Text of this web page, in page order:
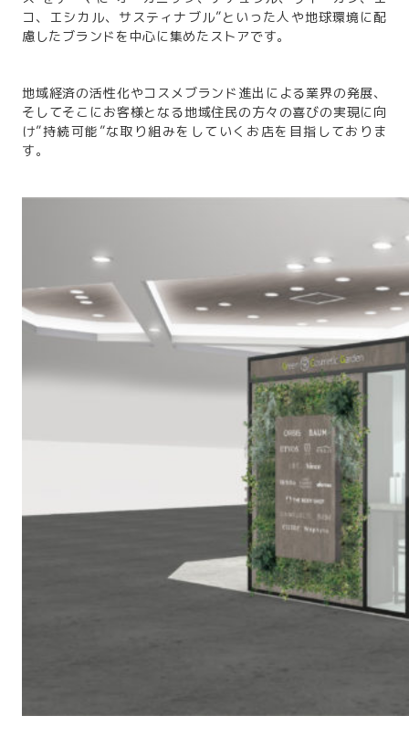
コ、エシカル、サスティナブル”といった人や地球環境に配
慮したブランドを中心に集めたストアです。
地域経済の活性化やコスメブランド進出による業界の発展、
そしてそこにお客様となる地域住民の方々の喜びの実現に向
け”持続可能”な取り組みをしていくお店を目指しておりま
す。